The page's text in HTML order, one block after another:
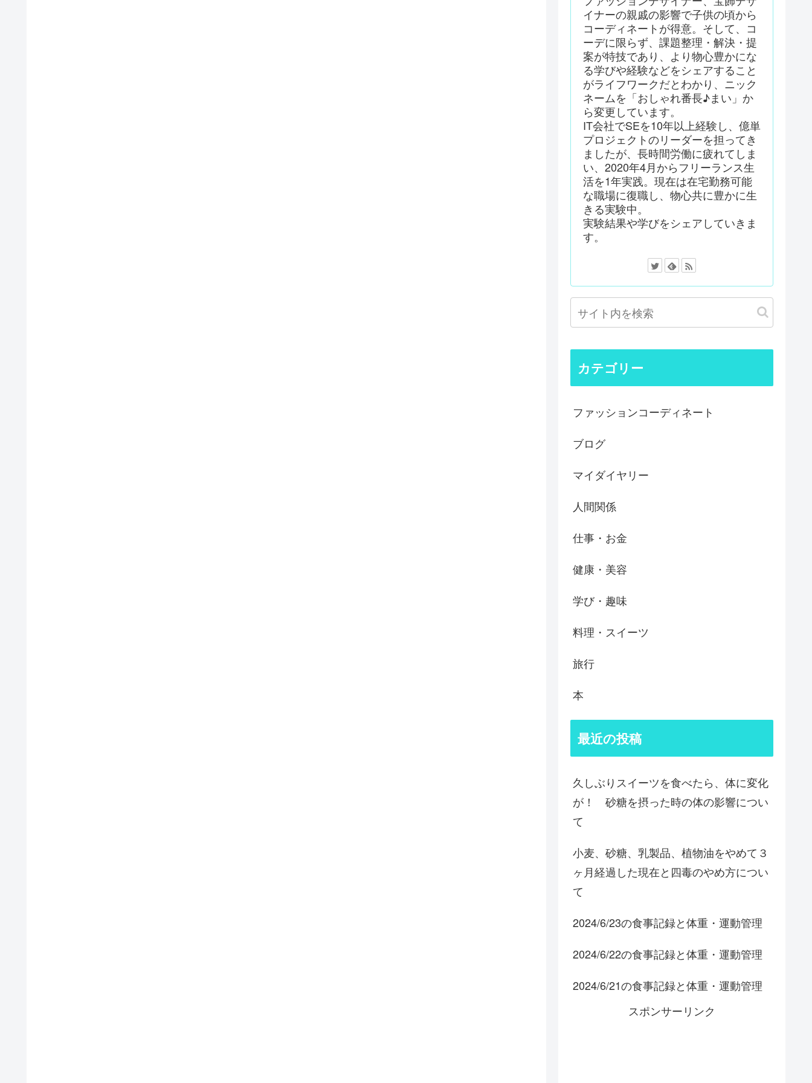
イナーの親戚の影響で子供の頃から
コーディネートが得意。そして、コ
ーデに限らず、課題整理・解決・提
案が特技であり、より物心豊かにな
る学びや経験などをシェアすること
がライフワークだとわかり、ニック
ネームを「おしゃれ番長♪まい」か
ら変更しています。
IT会社でSEを10年以上経験し、億単
プロジェクトのリーダーを担ってき
ましたが、長時間労働に疲れてしま
い、2020年4月からフリーランス生
活を1年実践。現在は在宅勤務可能
な職場に復職し、物心共に豊かに生
きる実験中。
実験結果や学びをシェアしていきま
す。
カテゴリー
ファッションコーディネート
ブログ
マイダイヤリー
人間関係
仕事・お金
健康・美容
学び・趣味
料理・スイーツ
旅行
本
最近の投稿
久しぶりスイーツを食べたら、体に変化
が！ 砂糖を摂った時の体の影響につい
て
小麦、砂糖、乳製品、植物油をやめて３
ヶ月経過した現在と四毒のやめ方につい
て
2024/6/23の食事記録と体重・運動管理
2024/6/22の食事記録と体重・運動管理
2024/6/21の食事記録と体重・運動管理
スポンサーリンク